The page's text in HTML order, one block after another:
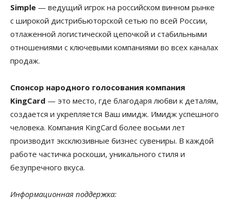
Simple — ведущий игрок на российском винном рынке
с широкой дистрибьюторской сетью по всей России,
отлаженной логистической цепочкой и стабильными
отношениями с ключевыми компаниями во всех каналах
продаж.
Спонсор народного голосования компания
KingCard — это место, где благодаря любви к деталям,
создается и укрепляется Ваш имидж. Имидж успешного
человека. Компания KingCard более восьми лет
производит эксклюзивные бизнес сувениры. В каждой
работе частичка роскоши, уникального стиля и
безупречного вкуса.
Информационная поддержка: